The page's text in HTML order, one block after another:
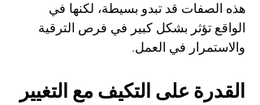
هذه الصفات قد تبدو بسيطة، لكنها في
الواقع تؤثر بشكل كبير في فرص الترقية
والاستمرار في العمل.
القدرة على التكيف مع التغيير